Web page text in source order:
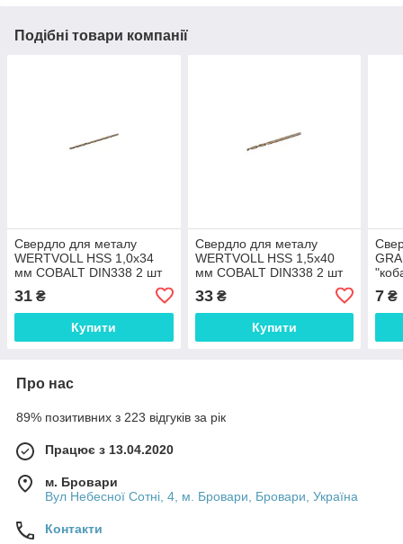
Подібні товари компанії
Свердло для металу
WERTVOLL HSS 1,0х34
мм COBALT DIN338 2 шт
31 ₴
Купити
Свердло для металу
WERTVOLL HSS 1,5х40
мм COBALT DIN338 2 шт
33₴
Купити
7 ₴
Про нас
89% позитивних з 223 відгуків за рік
Працює з 13.04.2020
м. Бровари
Вул Небесної Сотні, 4, м. Бровари, Бровари, Україна
Контакти